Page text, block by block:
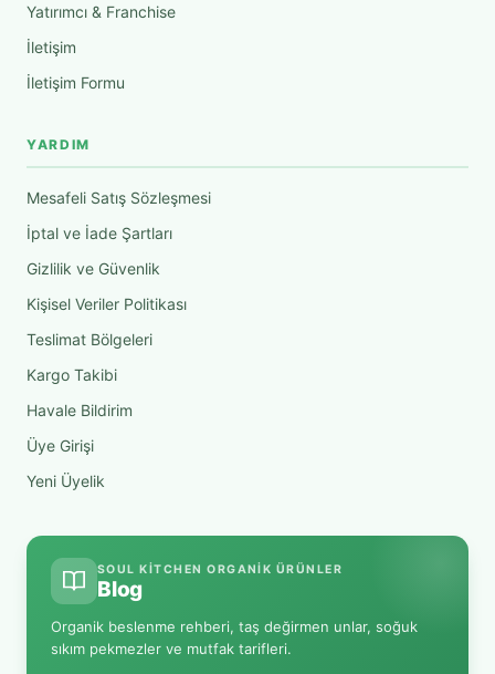
Yatırımcı & Franchise
İletişim
İletişim Formu
YARDIM
Mesafeli Satış Sözleşmesi
İptal ve İade Şartları
Gizlilik ve Güvenlik
Kişisel Veriler Politikası
Teslimat Bölgeleri
Kargo Takibi
Havale Bildirim
Üye Girişi
Yeni Üyelik
SOUL KITCHEN ORGANIK ÜRÜNLER
Blog
Organik beslenme rehberi, taş değirmen unlar, soğuk
sıkım pekmezler ve mutfak tarifleri.